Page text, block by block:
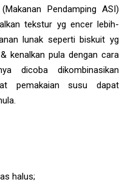
Pendamping ASI)
tekstur yg encer lebih-
lunak seperti biskuit yg
kenalkan pula dengan cara
dicoba dikombinasikan
pemakaian susu dapat
halus;